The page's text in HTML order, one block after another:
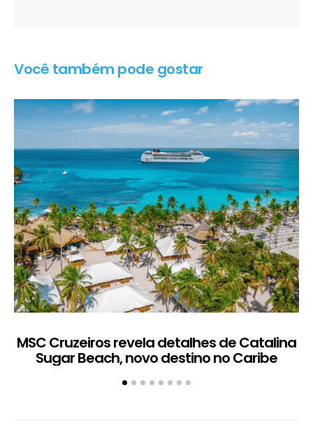
Você também pode gostar
MSC Cruzeiros revela detalhes de Catalina
Sugar Beach, novo destino no Caribe